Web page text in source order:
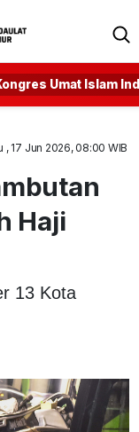
Umat Islam
, 17 Jun 2026, 08:00 WIB
Haji
13 Kota